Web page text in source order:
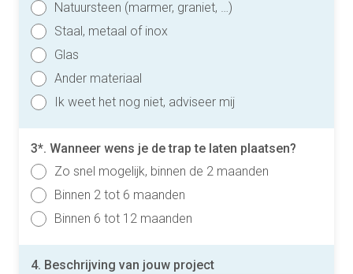
Natuursteen (marmer, graniet, …)
Staal, metaal of inox
Glas
Ander materiaal
Ik weet het nog niet, adviseer mij
3*. Wanneer wens je de trap te laten plaatsen?
Zo snel mogelijk, binnen de 2 maanden
Binnen 2 tot 6 maanden
Binnen 6 tot 12 maanden
4. Beschrijving van jouw project